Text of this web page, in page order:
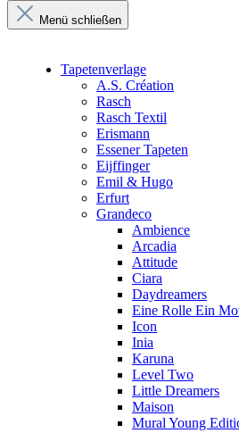
Menü schließen
Tapetenverlage
A.S. Création
Rasch
Rasch Textil
Erismann
Essener Tapeten
Eijffinger
Emil & Hugo
Erfurt
Grandeco
Ambience
Arcadia
Attitude
Ciara
Daydreamers
Eine Rolle Ein
Icon
Inia
Karuna
Level Two
Little Dreamers
Maison
Mural Young